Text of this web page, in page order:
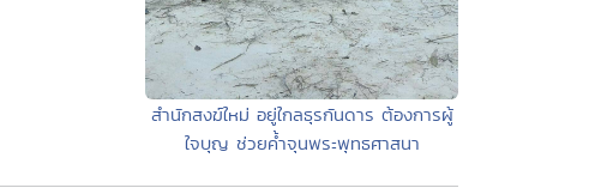
สำนักสงฆ์ใหม่ อยู่ใกลธุรกันดาร ต้องการผู้
ใจบุญ ช่วยค้ำจุนพระพุทธศาสนา